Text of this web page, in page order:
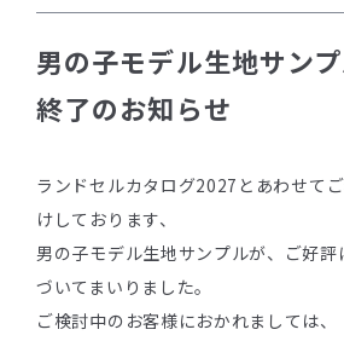
男の子モデル生地サン
終了のお知らせ
ランドセルカタログ2027とあわせて
けしております、
男の子モデル生地サンプルが、ご好
づいてまいりました。
ご検討中のお客様におかれましては、